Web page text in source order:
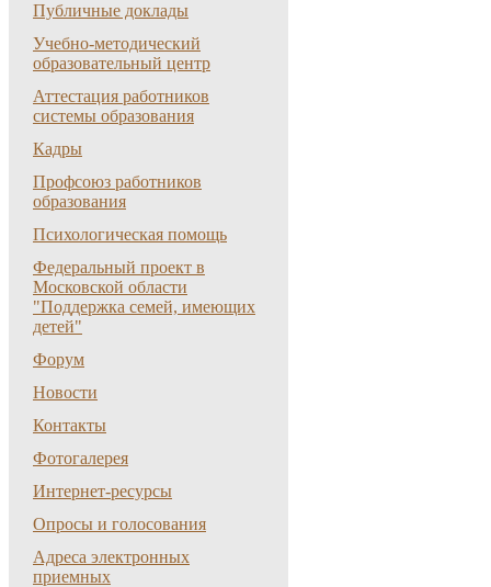
Публичные доклады
Учебно-методический
образовательный центр
Аттестация работников
системы образования
Кадры
Профсоюз работников
образования
Психологическая помощь
Федеральный проект в
Московской области
"Поддержка семей, имеющих
детей"
Форум
Новости
Контакты
Фотогалерея
Интернет-ресурсы
Опросы и голосования
Адреса электронных
приемных